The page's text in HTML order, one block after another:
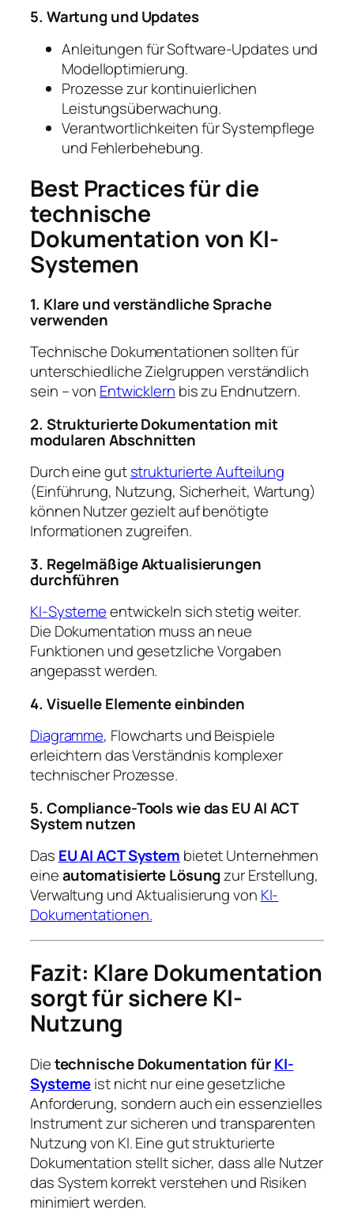
5. Wartung und Updates
Anleitungen für Software-Updates und
Modelloptimierung.
Prozesse zur kontinuierlichen
Leistungsüberwachung.
Verantwortlichkeiten für Systempflege
und Fehlerbehebung.
Best Practices für die
technische
Dokumentation von KI-
Systemen
1. Klare und verständliche Sprache
verwenden
Technische Dokumentationen sollten für
unterschiedliche Zielgruppen verständlich
sein – von Entwicklern bis zu Endnutzern.
2. Strukturierte Dokumentation mit
modularen Abschnitten
Durch eine gutstrukturierte Aufteilung
(Einführung, Nutzung, Sicherheit, Wartung)
können Nutzer gezielt auf benötigte
Informationen zugreifen.
3. Regelmäßige Aktualisierungen
durchführen
KI-Systemeentwickeln sich stetig weiter.
Die Dokumentation muss an neue
Funktionen und gesetzliche Vorgaben
angepasst werden.
4. Visuelle Elemente einbinden
Diagramme, Flowcharts und Beispiele
erleichtern das Verständnis komplexer
technischer Prozesse.
5. Compliance-Tools wie das EU AI ACT
System nutzen
Das EU AI ACT System bietet Unternehmen
eineautomatisierte Lösungzur Erstellung,
Verwaltung und Aktualisierung von KI-
Dokumentationen.
Fazit: Klare Dokumentation
sorgt für sichere KI-
Nutzung
Dietechnische Dokumentation fürKI-
Systemeist nicht nur eine gesetzliche
Anforderung, sondern auch ein essenzielles
Instrument zur sicheren und transparenten
Nutzung von KI. Eine gut strukturierte
Dokumentation stellt sicher, dass alle Nutzer
das System korrekt verstehen und Risiken
minimiert werden.